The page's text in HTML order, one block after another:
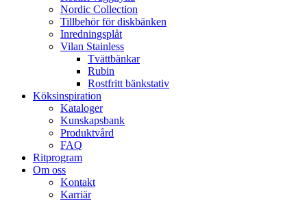
Nordic Collection
Tillbehör för diskbänken
Inredningsplåt
Vilan Stainless
Tvättbänkar
Rubin
Rostfritt bänkstativ
Köksinspiration
Kataloger
Kunskapsbank
Produktvård
FAQ
Ritprogram
Om oss
Kontakt
Karriär